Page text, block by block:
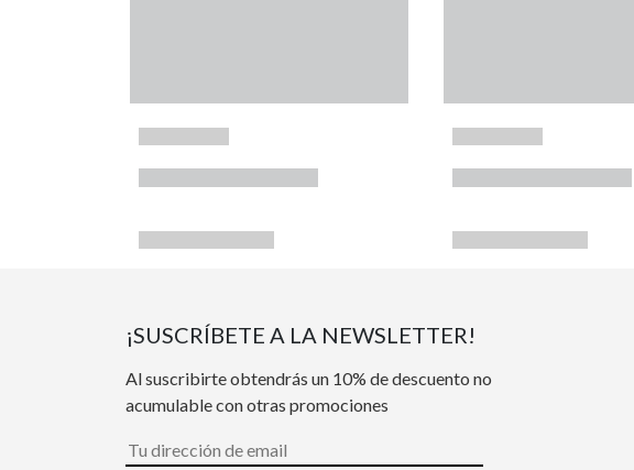
¡SUSCRÍBETE A LA NEWSLETTER!
Al suscribirte obtendrás un 10% de descuento no
acumulable con otras promociones